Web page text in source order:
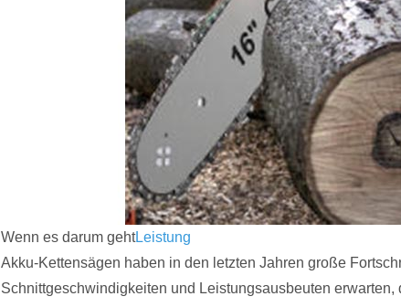
Wenn es darum gehtLeistung
Akku-Kettensägen haben in den letzten Jahren große
Schnittgeschwindigkeiten und Leistungsausbeuten